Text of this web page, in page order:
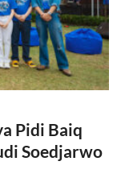
Pidi Baiq
Soedjarwo